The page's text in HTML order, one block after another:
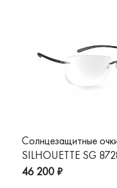
Солнцезащитные
SILHOUETTE SG
46 200 ₽